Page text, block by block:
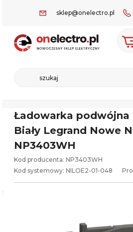
sklep@onelectro.pl
Ładowarka podwójna
Biały Legrand Nowe
NP3403WH
Kod producenta: NP3403WH
Kod systemowy: NILOE2-01-048